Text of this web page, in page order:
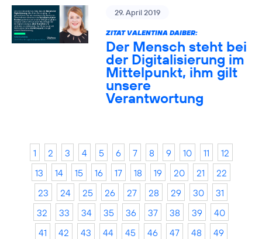
29. April 2019
ZITAT VALENTINA DAIBER:
Der Mensch steht bei
der Digitalisierung im
Mittelpunkt, ihm gilt
unsere
Verantwortung
1 2 3 4 5 6 7 8 9 10 11
12
13
14 15 16 17 18 19 20 21
22
23
24 25 26 27 28 29 30
31
32
33 34 35 36 37 38 39
40
41
42 43 44 45 46 47 48
49